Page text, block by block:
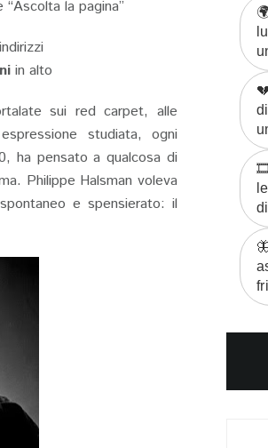
la pagina”
in alto
sui red carpet, alle
studiata, ogni
ha pensato a qualcosa di
Philippe Halsman voleva
e spensierato: il